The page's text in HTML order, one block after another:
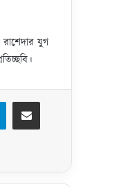
যুগ
Telegram